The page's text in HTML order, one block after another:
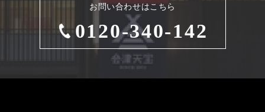
お問い合わせはこちら
0120-340-142